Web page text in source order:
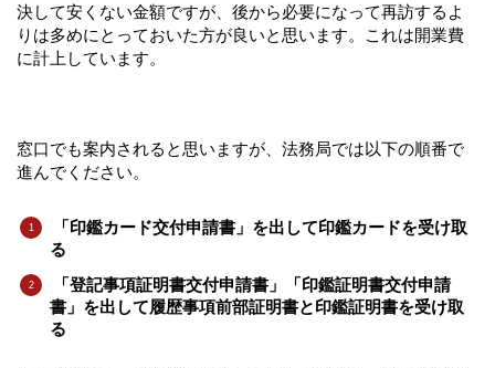
決して安くない金額ですが、後から必要になって再訪するよ
りは多めにとっておいた方が良いと思います。これは開業費
に計上しています。
窓口でも案内されると思いますが、法務局では以下の順番で
進んでください。
「印鑑カード交付申請書」を出して印鑑カードを受け取
る
「登記事項証明書交付申請書」「印鑑証明書交付申請
書」を出して履歴事項前部証明書と印鑑証明書を受け取
る